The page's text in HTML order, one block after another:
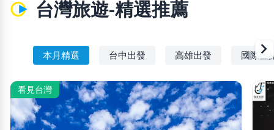
台灣旅遊-精選推薦
本月精選 台中出發 高雄出發 國際金
chevron_right
看見台灣